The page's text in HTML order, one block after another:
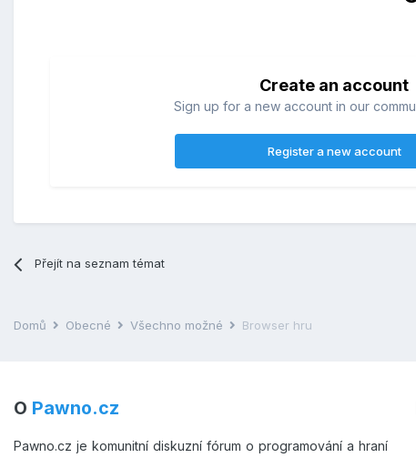
Create an account
Sign up for a new account in our
Register a new account
Přejít na seznam témat
Domů Obecné Všechno možné Browser hru
O Pawno.cz
Pawno.cz je komunitní diskuzní fórum o programování a hraní